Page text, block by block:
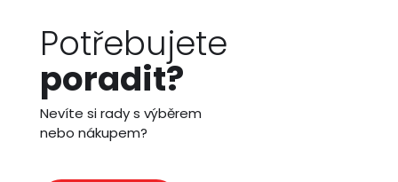
Potřebujete
poradit?
Nevíte si rady s výběrem
nebo nákupem?